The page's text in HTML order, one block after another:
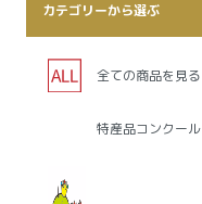
カテゴリーから選ぶ
全ての商品を見る
特産品コンクール